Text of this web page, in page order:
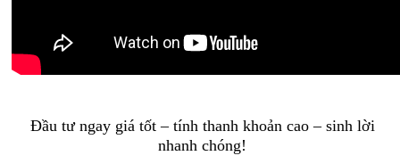
Đầu tư ngay giá tốt – tính thanh khoản cao – sinh lời
nhanh chóng!